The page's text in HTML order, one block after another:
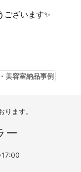
ざいます✨
美容室納品事例
ます。
ー
17:00